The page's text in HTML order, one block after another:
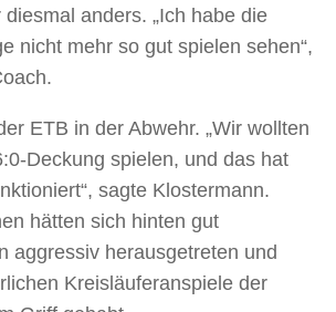
anders. „Ich habe die
nicht mehr so gut spielen sehen“,
ETB in der Abwehr. „Wir wollten
Deckung spielen, und das hat
sagte Klostermann.
hätten sich hinten gut
aggressiv herausgetreten und
Kreisläuferanspiele der